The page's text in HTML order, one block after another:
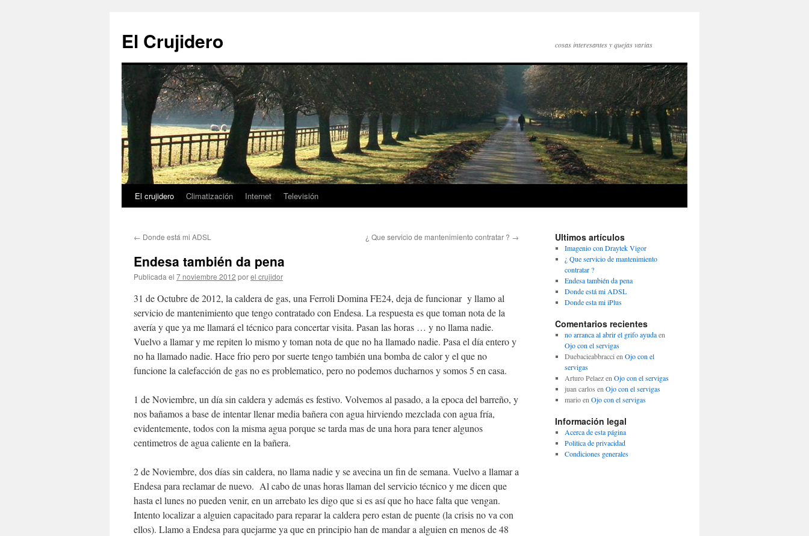
contenido
El Crujidero cosas interesantes y quejas varias
El crujidero Climatización Internet Televisión
← Donde está mi ADSL ¿ Que servicio de mantenimiento contratar ? →
Endesa también da pena
Publicada el 7 noviembre 2012 porel crujidor
31 de Octubre de 2012, la caldera de gas, una Ferroli Domina FE24, deja de funcionar y llamo al
servicio de mantenimiento que tengo contratado con Endesa. La respuesta es que toman nota de la
avería y que ya me llamará el técnico para concertar visita. Pasan las horas … y no llama nadie.
Vuelvo a llamar y me repiten lo mismo y toman nota de que no ha llamado nadie. Pasa el día entero y
no ha llamado nadie. Hace frio pero por suerte tengo también una bomba de calor y el que no
funcione la calefacción de gas no es problematico, pero no podemos ducharnos y somos 5 en casa.
1 de Noviembre, un día sin caldera y además es festivo. Volvemos al pasado, a la epoca del barreño, y
nos bañamos a base de intentar llenar media bañera con agua hirviendo mezclada con agua fría,
evidentemente, todos con la misma agua porque se tarda mas de una hora para tener algunos
centimetros de agua caliente en la bañera.
2 de Noviembre, dos días sin caldera, no llama nadie y se avecina un fin de semana. Vuelvo a llamar a
Endesa para reclamar de nuevo. Al cabo de unas horas llaman del servicio técnico y me dicen que
hasta el lunes no pueden venir, en un arrebato les digo que si es así que ho hace falta que vengan.
Intento localizar a alguien capacitado para reparar la caldera pero estan de puente (la crisis no va con
ellos). Llamo a Endesa para quejarme ya que en principio han de mandar a alguien en menos de 48
Ultimos artículos
Imagenio con Draytek Vigor
¿ Que servicio de mantenimiento
contratar ?
Endesa también da pena
Donde está mi ADSL
Donde esta mi iPlus
Comentarios recientes
no arranca al abrir el grifo ayudaen
Ojo con el servigas
Duebacieabbracci en Ojo con el
servigas
Arturo Pelaezen Ojo con el servigas
juan carlos en Ojo con el servigas
marioen Ojo con el servigas
Información legal
Acerca de esta página
Politica de privacidad
Condiciones generales